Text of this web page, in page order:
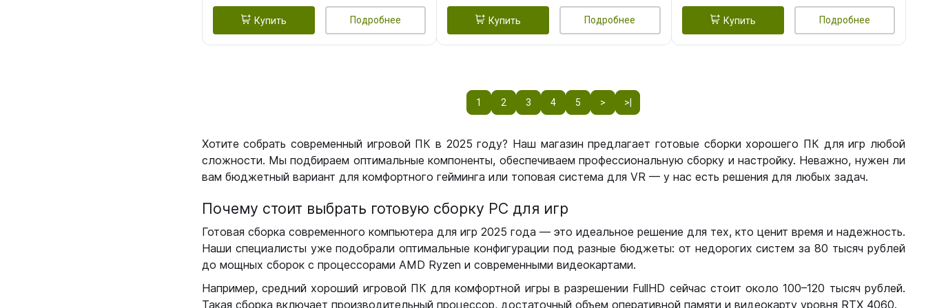
Купить Подробнее Купить Подробнее Купить Подробнее
1 2 3 4 5 > >|
Хотите собрать современный игровой ПК в 2025 году? Наш магазин предлагает готовые сборки хорошего ПК для игр любой
сложности. Мы подбираем оптимальные компоненты, обеспечиваем профессиональную сборку и настройку. Неважно, нужен ли
вам бюджетный вариант для комфортного гейминга или топовая система для VR — у нас есть решения для любых задач.
Почему стоит выбрать готовую сборку РС для игр
Готовая сборка современного компьютера для игр 2025 года — это идеальное решение для тех, кто ценит время и надежность.
Наши специалисты уже подобрали оптимальные конфигурации под разные бюджеты: от недорогих систем за 80 тысяч рублей
до мощных сборок с процессорами AMD Ryzen и современными видеокартами.
Например, средний хороший игровой ПК для комфортной игры в разрешении FullHD сейчас стоит около 100–120 тысяч рублей.
Такая сборка включает производительный процессор, достаточный объем оперативной памяти и видеокарту уровня RTX 4060.